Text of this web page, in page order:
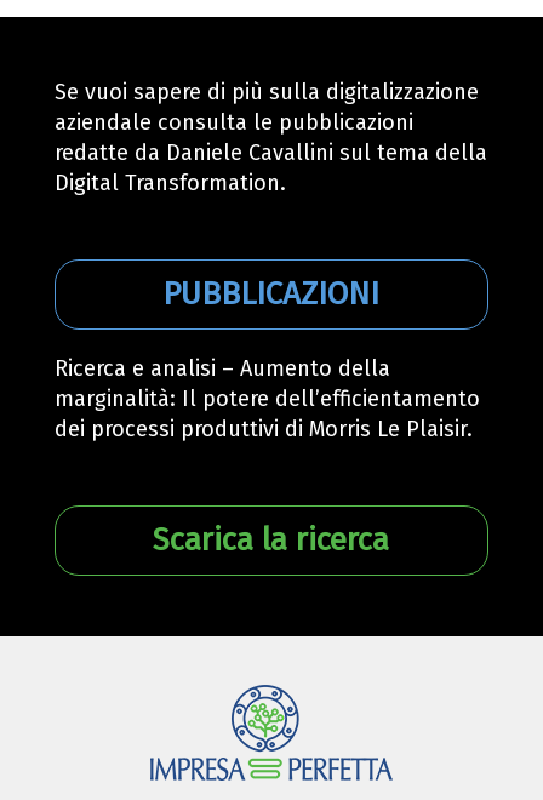
Se vuoi sapere di più sulla digitalizzazione
aziendale consulta le pubblicazioni
redatte da Daniele Cavallini sul tema della
Digital Transformation.
PUBBLICAZIONI
Ricerca e analisi – Aumento della
marginalità: Il potere dell’efficientamento
dei processi produttivi di Morris Le Plaisir.
Scarica la ricerca